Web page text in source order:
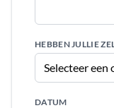
HEBBEN JULLIE
DATUM